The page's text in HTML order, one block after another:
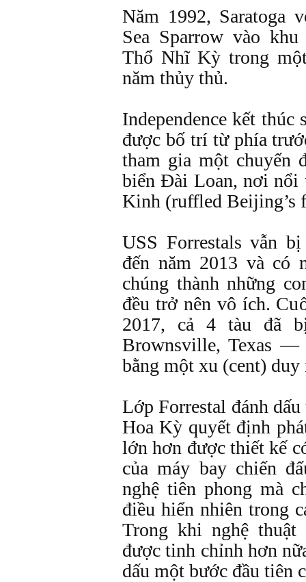
Năm 1992, Saratoga
Sea Sparrow vào
Thổ Nhĩ Kỳ trong
năm thủy thủ.
Independence kết
được bố trí từ phía
tham gia một chuyến
biển Đài Loan, nơi nổi
Kinh (ruffled Beijing’s
USS Forrestals vẫn
đến năm 2013 và có
chúng thành những
đều trở nên vô ích.
2017, cả 4 tàu đã
Brownsville, Texas
bằng một xu (cent) duy
Lớp Forrestal đánh
Hoa Kỳ quyết định
lớn hơn được thiết kế
của máy bay chiến
nghệ tiên phong mà
điều hiển nhiên trong
Trong khi nghệ
được tinh chỉnh hơn
dấu một bước đầu tiên